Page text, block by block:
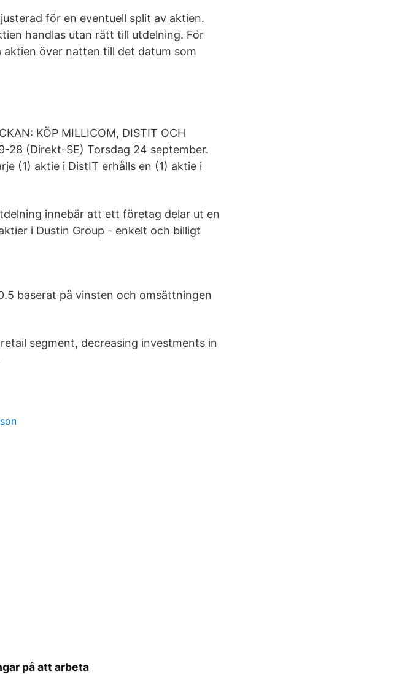
för en eventuell split av aktien.
handlas utan rätt till utdelning. För
över natten till det datum som
KÖP MILLICOM, DISTIT OCH
28 (Direkt-SE) Torsdag 24 september.
(1) aktie i DistIT erhålls en (1) aktie i
innebär att ett företag delar ut en
i Dustin Group - enkelt och billigt
baserat på vinsten och omsättningen
segment, decreasing investments in
på att arbeta